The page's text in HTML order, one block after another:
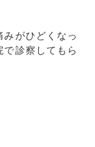
がひどくなっ
診察してもら